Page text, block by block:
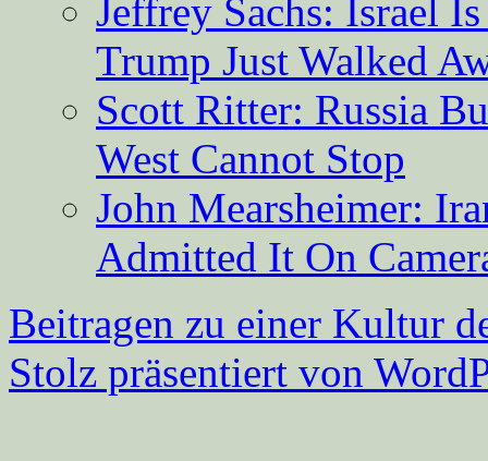
Jeffrey Sachs: Israel
Trump Just Walked
Scott Ritter: Russia
West Cannot Stop
John Mearsheimer:
Admitted It On
Beitragen zu einer Kultur
Stolz präsentiert von